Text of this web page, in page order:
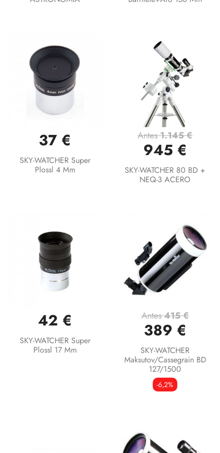
37 €
SKY-WATCHER Super
Plossl 4 Mm
Antes1.145 €
945 €
SKY-WATCHER 80 BD +
NEQ-3 ACERO
42 €
SKY-WATCHER Super
Plossl 17 Mm
Antes415 €
389 €
SKY-WATCHER
Maksutov/Cassegrain BD
127/1500
-6,2%